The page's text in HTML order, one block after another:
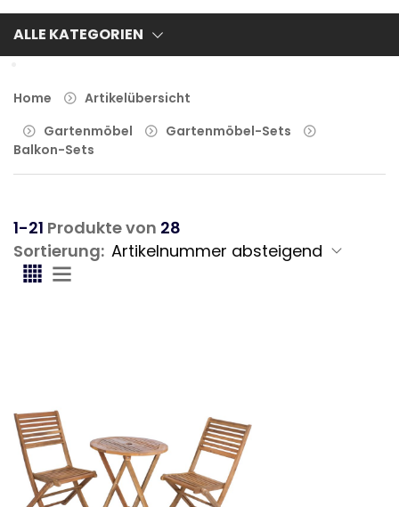
ALLE KATEGORIEN
Home
Artikelübersicht
Gartenmöbel
Gartenmöbel-Sets
Balkon-Sets
1-21 Produkte von 28
Sortierung: